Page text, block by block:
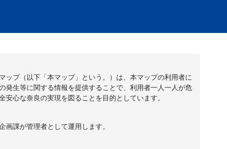
プ（以下「本マップ」という。）は、本マップの利用者に
発生等に関する情報を提供することで、利用者一人一人が危
心な奈良の実現を図ることを目的としています。
課が管理者として運用します。